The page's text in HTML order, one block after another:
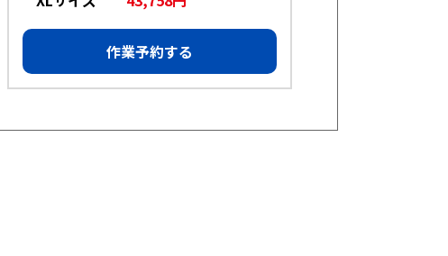
作業予約する